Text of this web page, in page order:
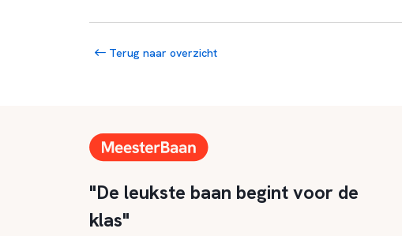
Terug naar overzicht
"De leukste baan begint voor de
klas"